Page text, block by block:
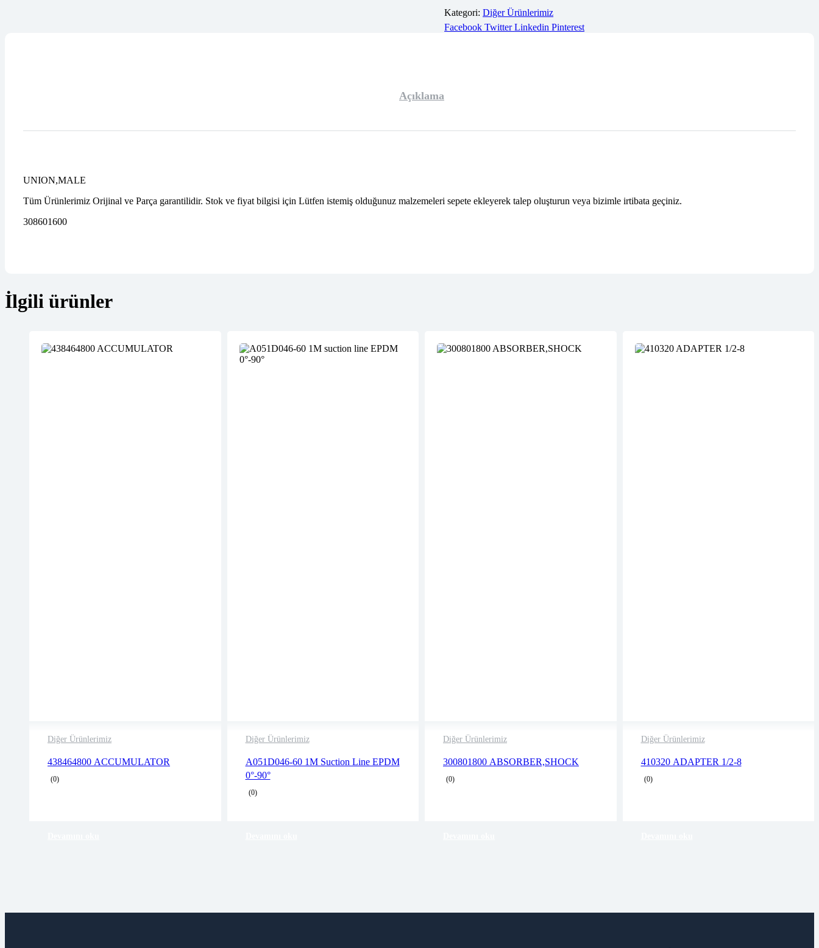
Kategori:Diğer Ürünlerimiz
Facebook Twitter Linkedin Pinterest
Açıklama
UNION,MALE
Tüm Ürünlerimiz Orijinal ve Parça garantilidir. Stok ve fiyat bilgisi için Lütfen istemiş olduğunuz malzemeleri sepete ekleyerek talep oluşturun veya bizimle irtibata geçiniz.
308601600
İlgili ürünler
Diğer Ürünlerimiz
438464800 ACCUMULATOR
(0)
2 years warranty
Delivery time: 1-2 business days
Diğer Ürünlerimiz
A051D046-60 1M Suction Line EPDM
0°-90°
(0)
2 years warranty
Delivery time: 1-2 business days
Diğer Ürünlerimiz
300801800 ABSORBER,SHOCK
(0)
2 years warranty
Delivery time: 1-2 business days
Diğer Ürünlerimiz
410320 ADAPTER 1/2-8
(0)
2 years warranty
Delivery time: 1-2 business days